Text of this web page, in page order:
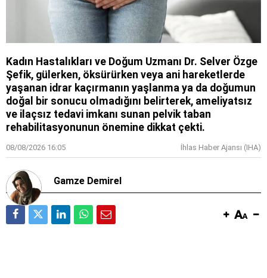
Kadın Hastalıkları ve Doğum Uzmanı Dr. Selver Özge
Şefik, gülerken, öksürürken veya ani hareketlerde
yaşanan idrar kaçırmanın yaşlanma ya da doğumun
doğal bir sonucu olmadığını belirterek, ameliyatsız
ve ilaçsız tedavi imkanı sunan pelvik taban
rehabilitasyonunun önemine dikkat çekti.
08/08/2026 16:05 İhlas Haber Ajansı (IHA)
Gamze Demirel